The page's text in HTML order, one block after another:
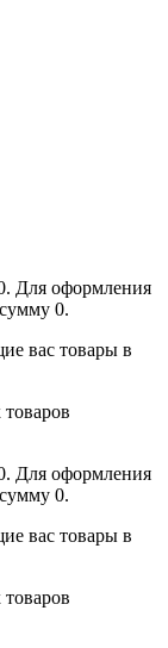
Для оформления
0.
вас товары в
Для оформления
0.
вас товары в